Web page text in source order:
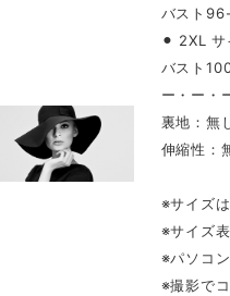
バスト
⚫︎ 2XL
バスト
ー・ー・
裏地：無
伸縮性：
※サイズ
※サイズ
※パソコ
※撮影で